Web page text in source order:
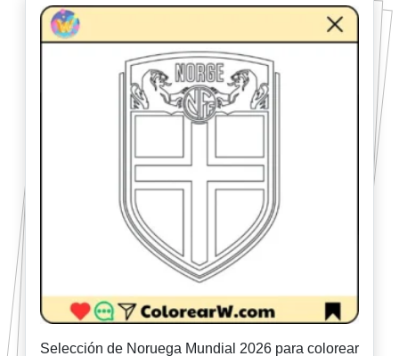
Selección de Noruega Mundial 2026 para colorear